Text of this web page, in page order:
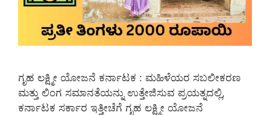
ಗೃಹ ಲಕ್ಷ್ಮೀ ಯೋಜನೆ ಕರ್ನಾಟಕ : ಮಹಿಳೆಯರ ಸಬಲೀಕರಣ
ಮತ್ತು ಲಿಂಗ ಸಮಾನತೆಯನ್ನು ಉತ್ತೇಜಿಸುವ ಪ್ರಯತ್ನದಲ್ಲಿ,
ಕರ್ನಾಟಕ ಸರ್ಕಾರ ಇತ್ತೀಚೆಗೆ ಗೃಹ ಲಕ್ಷ್ಮೀ ಯೋಜನೆ